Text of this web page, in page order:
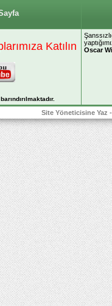
Katılın
Oscar
Site Yöneticisine Yaz